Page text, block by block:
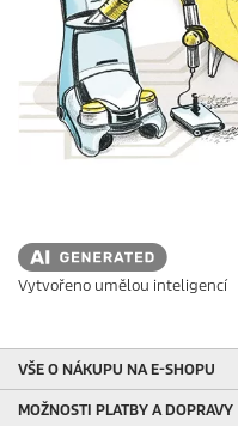
Vytvořeno umělou inteligencí
VŠE O NÁKUPU NA E-SHOPU
MOŽNOSTI PLATBY A DOPRAVY